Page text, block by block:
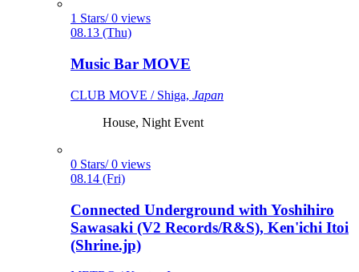
1 Stars/ 0 views
08.13 (Thu)
Music Bar MOVE
CLUB MOVE / Shiga, Japan
House, Night Event
0 Stars/ 0 views
08.14 (Fri)
Connected Underground with Yoshihiro
Sawasaki (V2 Records/R&S), Ken'ichi Itoi
(Shrine.jp)